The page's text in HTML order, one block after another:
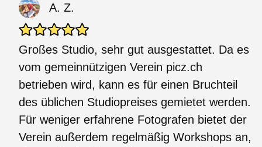
A. Z.
Großes Studio, sehr gut ausgestattet. Da es
vom gemeinnützigen Verein picz.ch
betrieben wird, kann es für einen Bruchteil
des üblichen Studiopreises gemietet werden.
Für weniger erfahrene Fotografen bietet der
Verein außerdem regelmäßig Workshops an,